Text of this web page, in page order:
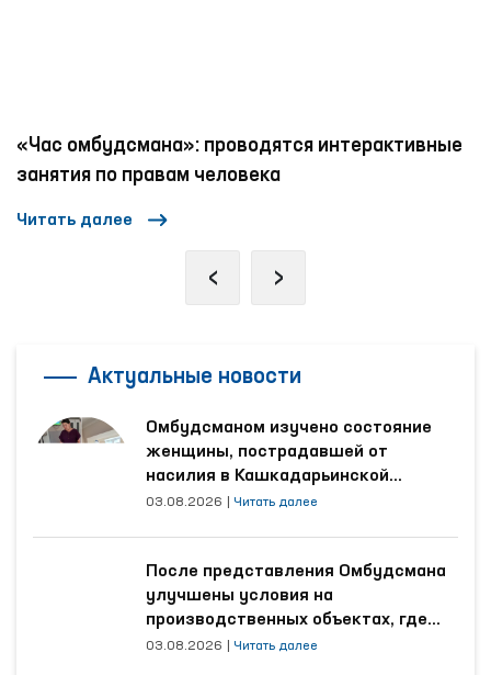
Механизмы противодействия насилию в
отношении женщин и детей в социальных сетях
Читать далее
‹ ›
Актуальные новости
Омбудсманом изучено состояние
женщины, пострадавшей от
насилия в Кашкадарьинской
области
03.08.2026 Читать далее
После представления Омбудсмана
улучшены условия на
производственных объектах, где
трудятся осуждённые
03.08.2026 Читать далее